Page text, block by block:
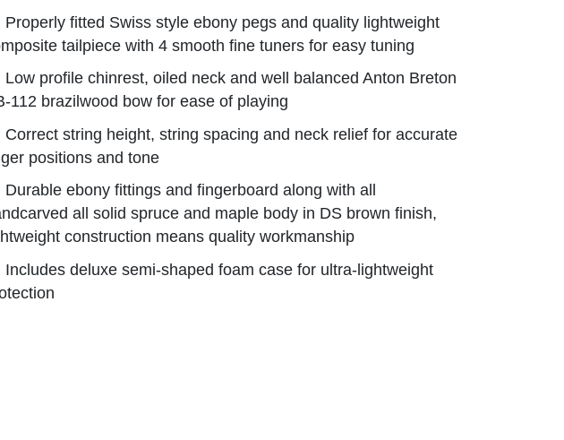
Properly fitted Swiss style ebony pegs and quality lightweight
tailpiece with 4 smooth fine tuners for easy tuning
Low profile chinrest, oiled neck and well balanced Anton Breton
112 brazilwood bow for ease of playing
Correct string height, string spacing and neck relief for accurate
positions and tone
Durable ebony fittings and fingerboard along with all
all solid spruce and maple body in DS brown finish,
construction means quality workmanship
Includes deluxe semi-shaped foam case for ultra-lightweight